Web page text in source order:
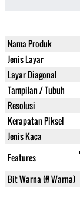
Nama Produk
Jenis Layar
Layar Diagonal
Tampilan / Tubuh
Resolusi
Kerapatan Piksel
Jenis Kaca
Features
Bit Warna (# Warna)